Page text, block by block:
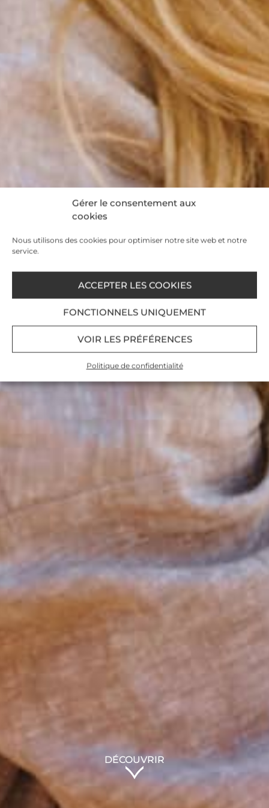
Gérer le consentement aux
cookies
Nous utilisons des cookies pour optimiser notre site web et notre
service.
ACCEPTER LES COOKIES
FONCTIONNELS UNIQUEMENT
VOIR LES PRÉFÉRENCES
Politique de confidentialité
DÉCOUVRIR